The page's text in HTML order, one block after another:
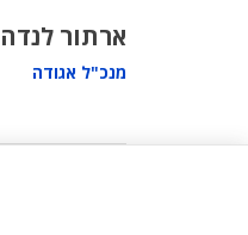
ארתור לנדה
מנכ"ל אגודה